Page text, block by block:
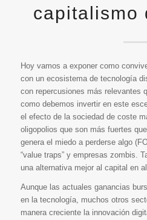
capitalismo
Hoy vamos a exponer como
con un ecosistema de tecnología
con repercusiones más relevantes
como debemos invertir en este
el efecto de la sociedad de coste
oligopolios que son más fuertes
genera el miedo a perderse algo
“value traps” y empresas zombis.
una alternativa mejor al capital en
Aunque las actuales ganancias
en la tecnología, muchos otros
manera creciente la innovación